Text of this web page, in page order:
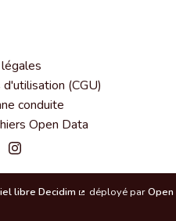
(CGU)
conduite
Open Data
citoyenne étudiante
Convention citoyenne
libre Decidim
(Lien externe)
déployé parOpen